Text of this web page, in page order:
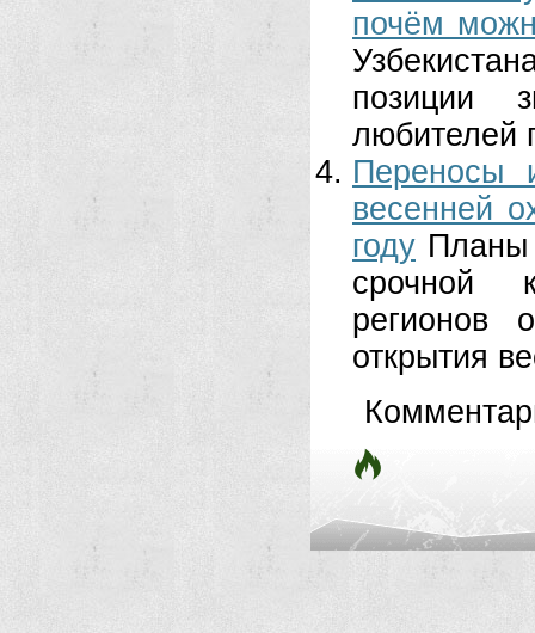
почём
позиции
любителей
Переносы
весенней
году Планы
срочной
регионов
открытия